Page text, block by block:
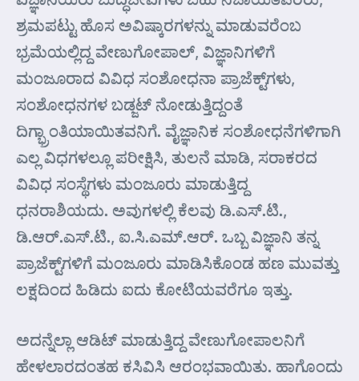
ಶ್ರಮಪಟ್ಟು ಹೊಸ ಅವಿಷ್ಕಾರಗಳನ್ನು ಮಾಡುವರೆಂಬ
ಭ್ರಮೆಯಲ್ಲಿದ್ದ ವೇಣುಗೋಪಾಲ್, ವಿಜ್ಞಾನಿಗಳಿಗೆ
ಮಂಜೂರಾದ ವಿವಿಧ ಸಂಶೋಧನಾ ಪ್ರಾಜೆಕ್ಟ್‌ಗಳು,
ಸಂಶೋಧನಗಳ ಬಡ್ಜಟ್ ನೋಡುತ್ತಿದ್ದಂತೆ
ದಿಗ್ಭ್ರಾಂತಿಯಾಯಿತವನಿಗೆ. ವೈಜ್ಞಾನಿಕ ಸಂಶೋಧನೆಗಳಿಗಾಗಿ
ಎಲ್ಲ ವಿಧಗಳಲ್ಲೂ ಪರೀಕ್ಷಿಸಿ, ತುಲನೆ ಮಾಡಿ, ಸರಾಕರದ
ವಿವಿಧ ಸಂಸ್ಥೆಗಳು ಮಂಜೂರು ಮಾಡುತ್ತಿದ್ದ
ಧನರಾಶಿಯದು. ಅವುಗಳಲ್ಲಿ ಕೆಲವು ಡಿ.ಎಸ್.ಟಿ.,
ಡಿ.ಆರ್.ಎಸ್.ಟಿ., ಐ.ಸಿ.ಎಮ್.ಆರ್. ಒಬ್ಬ ವಿಜ್ಞಾನಿ ತನ್ನ
ಪ್ರಾಜೆಕ್ಟ್‌ಗಳಿಗೆ ಮಂಜೂರು ಮಾಡಿಸಿಕೊಂಡ ಹಣ ಮುವತ್ತು
ಲಕ್ಷದಿಂದ ಹಿಡಿದು ಐದು ಕೋಟಿಯವರೆಗೂ ಇತ್ತು.
ಅದನ್ನೆಲ್ಲಾ ಆಡಿಟ್ ಮಾಡುತ್ತಿದ್ದ ವೇಣುಗೋಪಾಲನಿಗೆ
ಹೇಳಲಾರದಂತಹ ಕಸಿವಿಸಿ ಆರಂಭವಾಯಿತು. ಹಾಗೊಂದು